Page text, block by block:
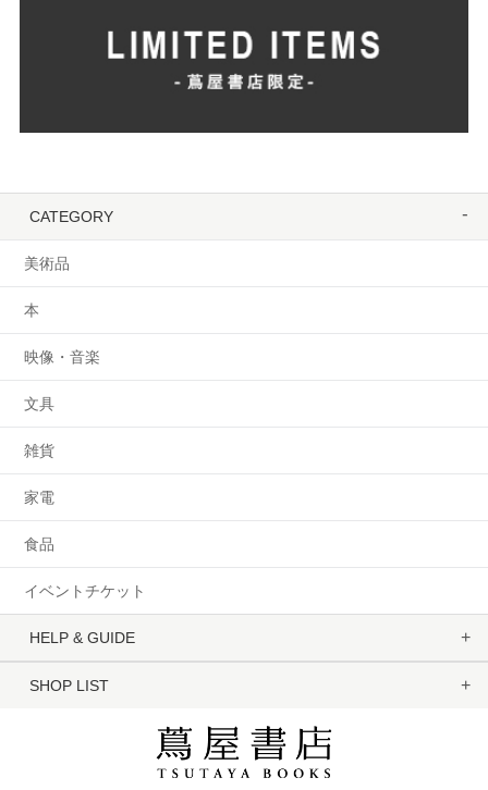
CATEGORY
美術品
本
映像・音楽
文具
雑貨
家電
食品
イベントチケット
HELP & GUIDE
SHOP LIST